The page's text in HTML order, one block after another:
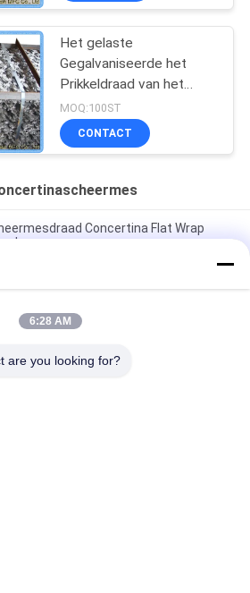
Het gelaste
Gegalvaniseerde het
Prikkeldraad van het
Concertinascheermes
Schermen met Lijnen
MOQ:100ST
CONTACT
Concertina Flat Wrap
Razor Barbed Wire Bto-16 18 22
Razor Wire Mesh hek Concertina
6:28 AM
are you looking for?